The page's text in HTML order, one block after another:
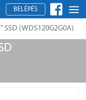
BELÉPÉS
SSD (WDS120G2G0A)